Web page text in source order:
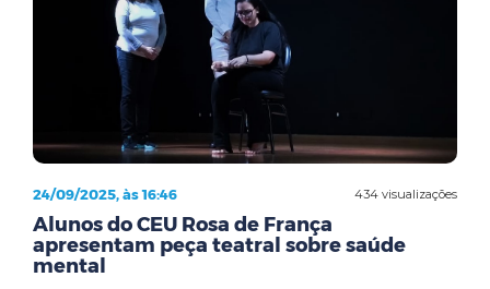
434 visualizações
24/09/2025, às 16:46
Alunos do CEU Rosa de França
apresentam peça teatral sobre saúde
mental